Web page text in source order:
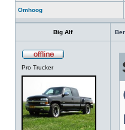
Omhoog
Big Alf
Pro Trucker